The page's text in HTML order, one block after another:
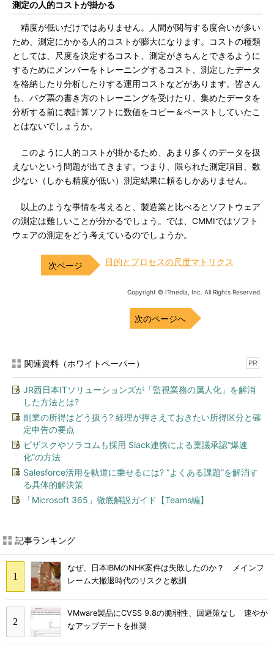
測定の人的コストが掛かる
精度が低いだけではありません。人間が関与する度合いが多い
ため、測定にかかる人的コストが膨大になります。コストの種類
としては、尺度を決定するコスト、測定がきちんとできるように
するためにメンバーをトレーニングするコスト、測定したデータ
を格納したり分析したりする運用コストなどがあります。皆さん
も、バグ票の書き方のトレーニングを受けたり、集めたデータを
分析する前に表計算ソフトに数値をコピー＆ペーストしていたこ
とはないでしょうか。
このように人的コストが掛かるため、あまり多くのデータを扱
えないという問題が出てきます。つまり、限られた測定項目、数
少ない（しかも精度が低い）測定結果に頼るしかありません。
以上のような事情を考えると、製造業と比べるとソフトウェア
の測定は難しいことが分かるでしょう。では、CMMIではソフト
ウェアの測定をどう考えているのでしょうか。
目的とプロセスの尺度マトリクス
Copyright © ITmedia, Inc. All Rights Reserved.
次のページへ
関連資料（ホワイトペーパー） PR
JR西日本ITソリューションズが「監視業務の属人化」を解消
した方法とは?
副業の所得はどう扱う? 経理が押さえておきたい所得区分と確
定申告の要点
ビザスクやソラコムも採用 Slack連携による稟議承認“爆速
化”の方法
Salesforce活用を軌道に乗せるには? “よくある課題”を解消す
る具体的解決策
「Microsoft 365」徹底解説ガイド【Teams編】
記事ランキング
なぜ、日本IBMのNHK案件は失敗したのか？ メインフ
レーム大撤退時代のリスクと教訓
VMware製品にCVSS 9.8の脆弱性、回避策なし 速やか
なアップデートを推奨